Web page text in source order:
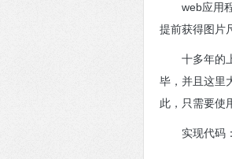
web应用
提前获得图片
十多年的
毕，并且这里
此，只需要使
实现代码：